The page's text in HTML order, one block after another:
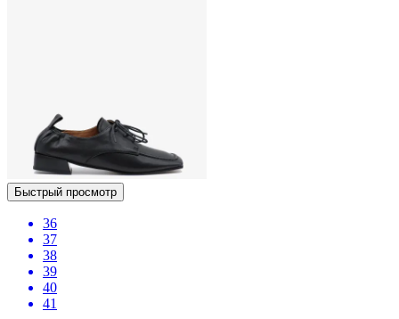
Быстрый просмотр
36
37
38
39
40
41